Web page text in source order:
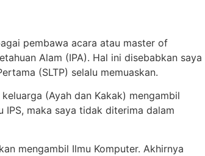
pembawa acara atau master of
Alam (IPA). Hal ini disebabkan saya
(SLTP) selalu memuaskan.
(Ayah dan Kakak) mengambil
IPS, maka saya tidak diterima dalam
mengambil Ilmu Komputer. Akhirnya